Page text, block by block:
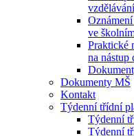
ve
Praktické
na nástup
Dokumenty MŠ
Kontakt
Týdenní třídní
Týdenní
Týdenní